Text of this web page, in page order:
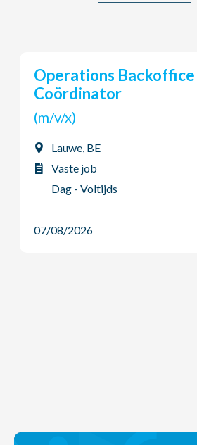
Young Potential
(m/v/x)
Ardooie, BE
Vaste job
Dag - Voltijds